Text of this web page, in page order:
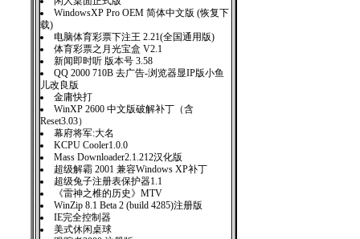
WindowsXP Pro OEM 简体中文版 (恢复下
载)
电脑体育彩票下注王 2.21(全国通用版)
体育彩票之月光宝盒 V2.1
新闻即时听 版本号 3.58
QQ 2000 710B 去广告-浏览器显IP版小鱼
儿改良版
金庸快打
WinXP 2600 中文版破解补丁（含
Reset3.03）
幕府将军:大名
KCPU Cooler1.0.0
Mass Downloader2.1.212汉化版
超级解霸 2001 兼容Windows XP补丁
超级兔子注册表保护器1.1
《雷神之椎的历史》MTV
WinZip 8.1 Beta 2 (build 4285)注册版
IE完全控制器
美式休闲桌球